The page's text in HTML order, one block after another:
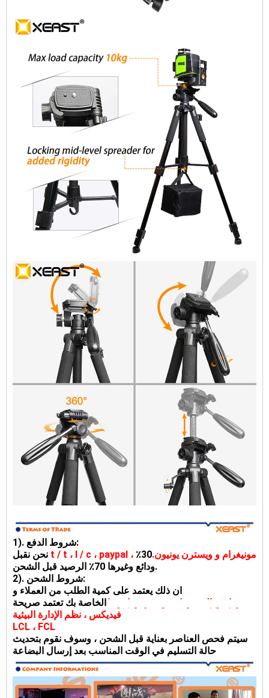
1). شروط الدفع:
t / t ، l / c ، paypal ، مونيغرام و ويسترن يونيون.
30٪
ودائع وغيرها 70٪ الرصيد قبل الشحن.
2). شروط الشحن:
ان ذلك يعتمد على كمية الطلب من العملاء و request.We
الخاصة بك تعتمد صريحة(دي إتش إل ، تي ان تي ، يو بي إس ،
فيديكس ، نظم الإدارة البيئية ، SPSR ، 139 صريحة وهلم جرا) ،
LCL ، FCL
سيتم فحص العناصر بعناية قبل الشحن ، وسوف نقوم بتحديث